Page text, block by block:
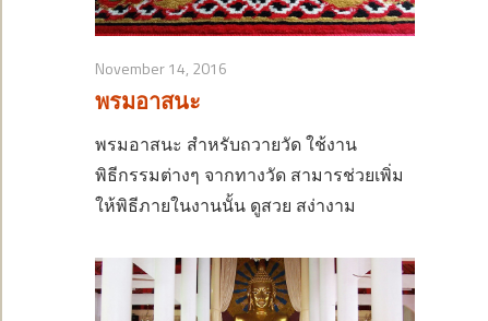
November 14, 2016
พรมอาสนะ
พรมอาสนะ สำหรับถวายวัด ใช้งาน
พิธีกรรมต่างๆ จากทางวัด สามารช่วยเพิ่ม
ให้พิธีภายในงานนั้น ดูสวย สง่างาม